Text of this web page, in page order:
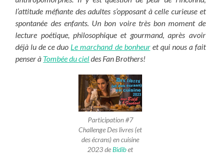
l’attitude méfiante des adultes s’opposant à celle curieuse et
spontanée des enfants. Un bon voire très bon moment de
lecture poétique, philosophique et gourmand, après avoir
déjà lu de ce duo Le marchand de bonheuret qui nous a fait
penser à Tombée du cieldes Fan Brothers!
Participation #7
Challenge Des livres (et
des écrans) en cuisine
2023 deBidibet